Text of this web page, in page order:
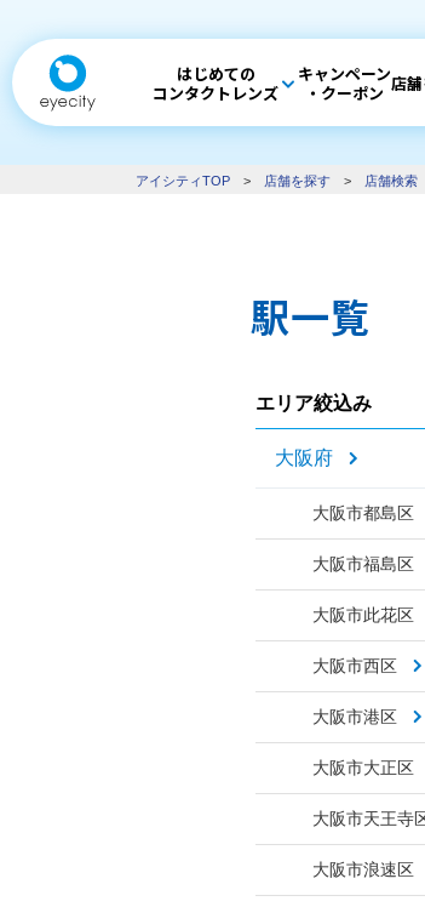
はじめての
コンタクトレンズ
キャンペーン
・クーポン 店
アイシティTOP > 店舗を探す > 店舗検索
駅一覧
エリア絞込み
大阪府
大阪市都島区
大阪市福島区
大阪市此花区
大阪市西区
大阪市港区
大阪市大正区
大阪市天王寺
大阪市浪速区